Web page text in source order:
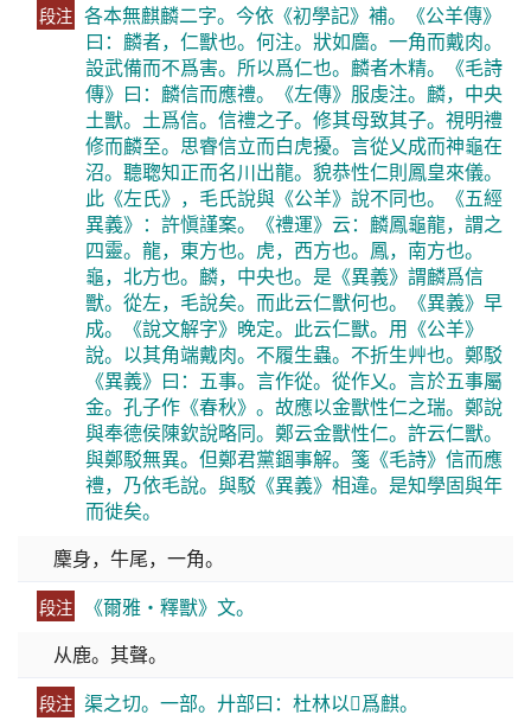
段注 各本無麒麟二字。今依《初學記》補。《公羊傳》
曰：麟者，仁獸也。何注。狀如麕。一角而戴肉。
設武備而不爲害。所以爲仁也。麟者木精。《毛詩
傳》曰：麟信而應禮。《左傳》服虔注。麟，中央
土獸。土爲信。信禮之子。修其母致其子。視明禮
修而麟至。思睿信立而白虎擾。言從乂成而神龜在
沼。聽聦知正而名川出龍。貌恭性仁則鳳皇來儀。
此《左氏》，毛氏說與《公羊》說不同也。《五經
異義》：許愼謹案。《禮運》云：麟鳳龜龍，謂之
四靈。龍，東方也。虎，西方也。鳳，南方也。
龜，北方也。麟，中央也。是《異義》謂麟爲信
獸。從左，毛說矣。而此云仁獸何也。《異義》早
成。《說文解字》晚定。此云仁獸。用《公羊》
說。以其角端戴肉。不履生蟲。不折生艸也。鄭駁
《異義》曰：五事。言作從。從作乂。言於五事屬
金。孔子作《春秋》。故應以金獸性仁之瑞。鄭說
與奉德侯陳欽說略同。鄭云金獸性仁。許云仁獸。
與鄭駁無異。但鄭君黨錮事解。箋《毛詩》信而應
禮，乃依毛說。與駁《異義》相違。是知學固與年
而徙矣。
麇身，牛尾，一角。
段注
《爾雅・釋獸》文。
从鹿。其聲。
段注 渠之切。一部。廾部曰：杜林以𢍁爲麒。